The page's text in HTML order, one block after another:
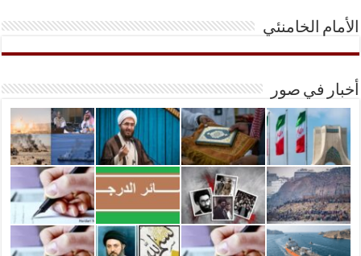
الأمام الخامنئي
أخبار في صور